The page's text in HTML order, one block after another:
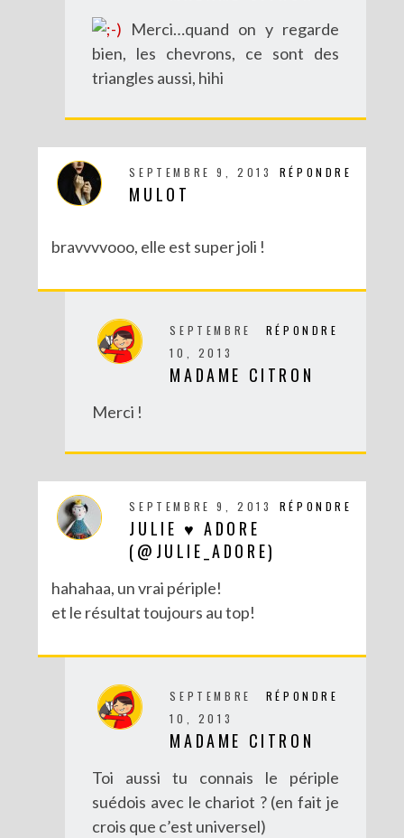
Merci…quand on y regarde
bien, les chevrons, ce sont des
triangles aussi, hihi
RÉPONDRE
SEPTEMBRE 9, 2013
MULOT
bravvvvooo, elle est super joli !
RÉPONDRE
SEPTEMBRE
10, 2013
MADAME CITRON
Merci !
RÉPONDRE
SEPTEMBRE 9, 2013
JULIE ♥ ADORE
(@JULIE_ADORE)
hahahaa, un vrai périple!
et le résultat toujours au top!
RÉPONDRE
SEPTEMBRE
10, 2013
MADAME CITRON
Toi aussi tu connais le périple
suédois avec le chariot ? (en fait je
crois que c’est universel)